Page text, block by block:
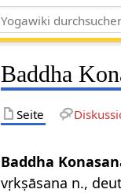
Baddha
Seite
Baddha
vṛkṣāsana n.,